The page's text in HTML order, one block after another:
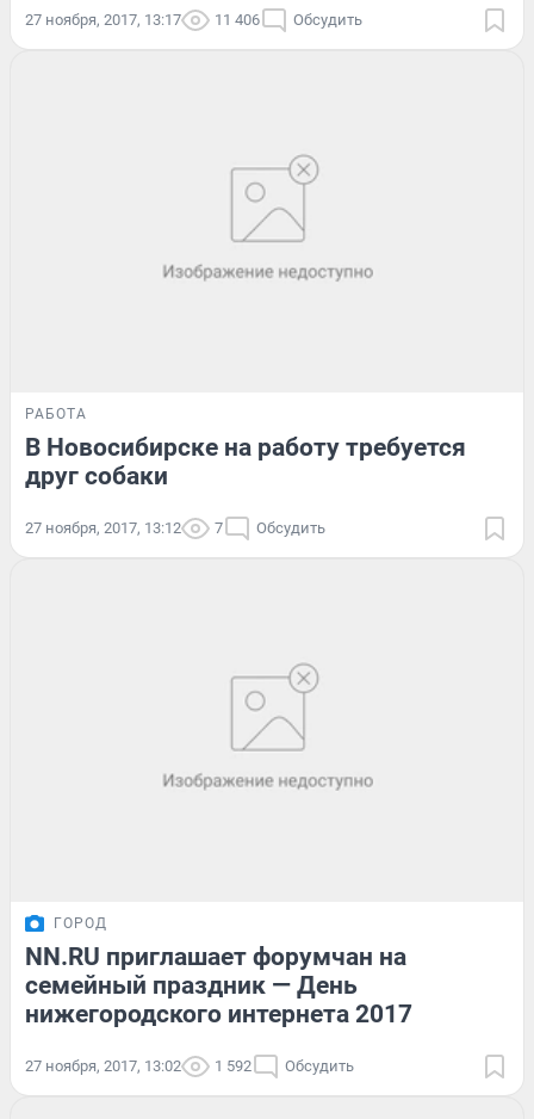
27 ноября, 2017, 13:17 11 406 Обсудить
РАБОТА
В Новосибирске на работу требуется
друг собаки
27 ноября, 2017, 13:12 7 Обсудить
ГОРОД
NN.RU приглашает форумчан на
семейный праздник — День
нижегородского интернета 2017
27 ноября, 2017, 13:02 1 592 Обсудить